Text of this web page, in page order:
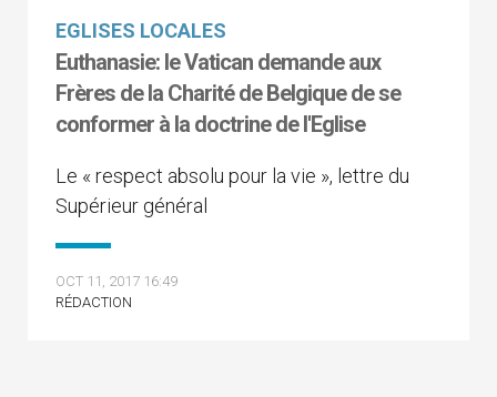
EGLISES LOCALES
Euthanasie: le Vatican demande aux
Frères de la Charité de Belgique de se
conformer à la doctrine de l'Eglise
Le « respect absolu pour la vie », lettre du
Supérieur général
OCT 11, 2017 16:49
RÉDACTION